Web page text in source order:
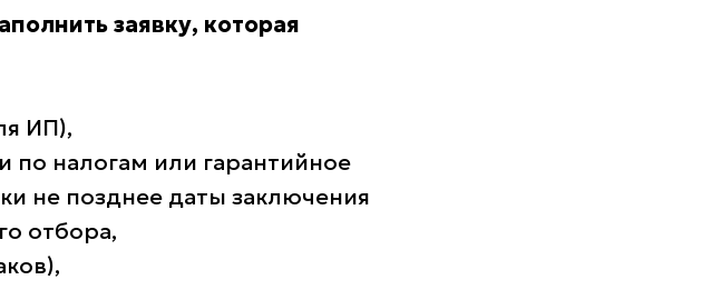
заявку, которая
ИП),
по налогам или гарантийное
не позднее даты заключения
отбора,